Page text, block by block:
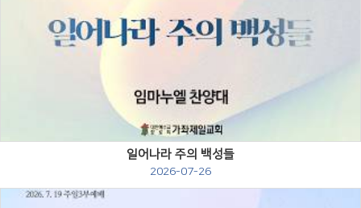
일어나라 주의 백성들
2026-07-26